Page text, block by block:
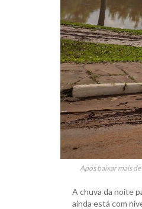
Após baixar mais
A chuva da noite
ainda está com